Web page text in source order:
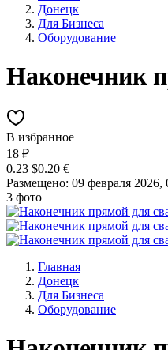
Донецк
Для Бизнеса
Оборудование
Наконечник
В избранное
18 ₽
0.23 $0.20 €
Размещено: 09 февраля 2026,
3 фото
Главная
Донецк
Для Бизнеса
Оборудование